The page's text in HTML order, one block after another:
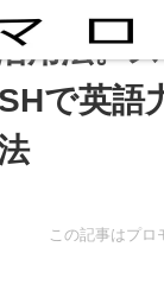
用法。
で英語
この記事はプロ